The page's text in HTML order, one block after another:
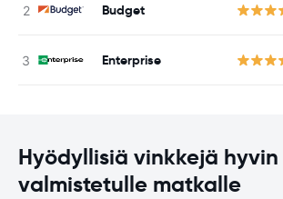
Budget
Enterprise
Hyödyllisiä vinkkejä hyvin
valmistetulle matkalle